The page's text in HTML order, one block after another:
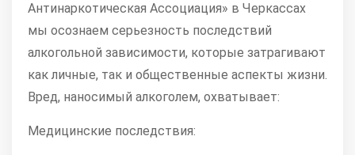
Антинаркотическая Ассоциация» в Черкассах
мы осознаем серьезность последствий
алкогольной зависимости, которые затрагивают
как личные, так и общественные аспекты жизни.
Вред, наносимый алкоголем, охватывает:
Медицинские последствия: